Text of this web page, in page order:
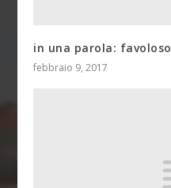
in una parola: favoloso
febbraio 9, 2017